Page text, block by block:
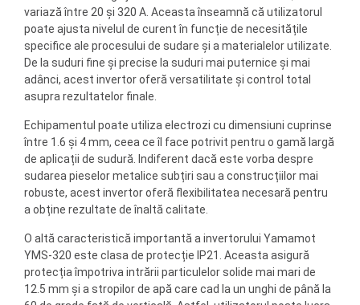
variază între 20 și 320 A. Aceasta înseamnă că utilizatorul
poate ajusta nivelul de curent în funcție de necesitățile
specifice ale procesului de sudare și a materialelor utilizate.
De la suduri fine și precise la suduri mai puternice și mai
adânci, acest invertor oferă versatilitate și control total
asupra rezultatelor finale.
Echipamentul poate utiliza electrozi cu dimensiuni cuprinse
între 1.6 și 4 mm, ceea ce îl face potrivit pentru o gamă largă
de aplicații de sudură. Indiferent dacă este vorba despre
sudarea pieselor metalice subțiri sau a construcțiilor mai
robuste, acest invertor oferă flexibilitatea necesară pentru
a obține rezultate de înaltă calitate.
O altă caracteristică importantă a invertorului Yamamot
YMS-320 este clasa de protecție IP21. Aceasta asigură
protecția împotriva intrării particulelor solide mai mari de
12.5 mm și a stropilor de apă care cad la un unghi de până la